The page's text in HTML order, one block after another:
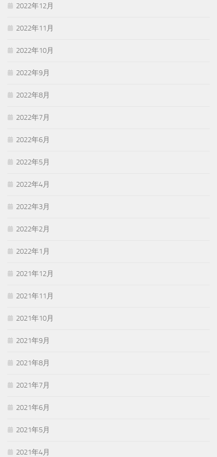
2022年12月
2022年11月
2022年10月
2022年9月
2022年8月
2022年7月
2022年6月
2022年5月
2022年4月
2022年3月
2022年2月
2022年1月
2021年12月
2021年11月
2021年10月
2021年9月
2021年8月
2021年7月
2021年6月
2021年5月
2021年4月